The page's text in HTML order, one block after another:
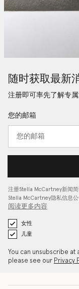
随时获取最新
注册即可率先了解专
您的邮箱
注册Stella McCartney新闻
Stella McCartney隐私信息
阅读更多内容
女性
儿童
You can unsubscribe at
please see our Privacy